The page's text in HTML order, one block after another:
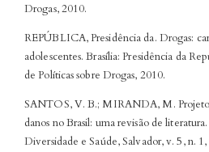
Drogas, 2010.
REPÚBLICA, Presidência da. Drogas:
adolescentes. Brasília: Presidência da
de Políticas sobre Drogas, 2010.
SANTOS, V. B.; MIRANDA, M.
danos no Brasil: uma revisão de
Diversidade e Saúde, Salvador, v. 5, n.